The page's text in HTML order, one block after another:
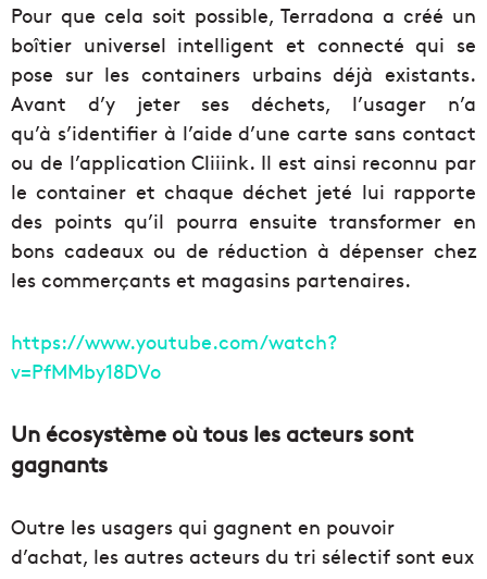
Pour que cela soit possible, Terradona a créé un
boîtier universel intelligent et connecté qui se
pose sur les containers urbains déjà existants.
Avant d’y jeter ses déchets, l’usager n’a
qu’à s’identifier à l’aide d’une carte sans contact
ou de l’application Cliiink. Il est ainsi reconnu par
le container et chaque déchet jeté lui rapporte
des points qu’il pourra ensuite transformer en
bons cadeaux ou de réduction à dépenser chez
les commerçants et magasins partenaires.
https://www.youtube.com/watch?
v=PfMMby18DVo
Un écosystème où tous les acteurs sont
gagnants
Outre les usagers qui gagnent en pouvoir
d’achat, les autres acteurs du tri sélectif sont eux